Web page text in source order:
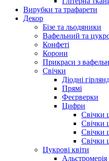
Вирубки та трафарети
Декор
Бізе та льодяники
Вафельний та
Конфеті
Корони
Прикраси з
Свічки
Діодні
Прямі
Феєрверки
Цифри
Свічки
Свічки
Свічки
Свічки
Цукрові квіти
Альстромерія